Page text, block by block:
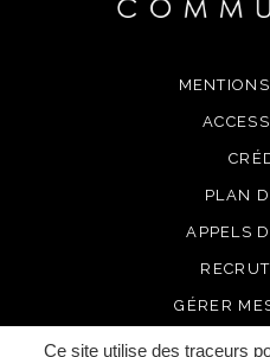
Ce site utilise des traceurs
PLAN
APPELS
GÉRER